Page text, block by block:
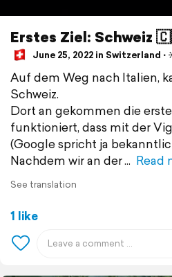
Erstes Ziel: Schweiz
June 25, 2022 in Switzerland ⋅
Auf dem Weg nach Italien,
Schweiz.
Dort an gekommen die
funktioniert, dass mit der
(Google spricht ja
Nachdem wir an der
Read
See translation
1 like